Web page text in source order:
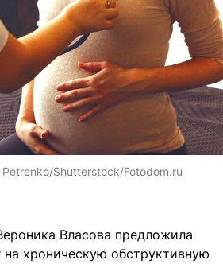
Petrenko/Shutterstock/Fotodom.ru
Власова предложила
на хроническую обструктивную